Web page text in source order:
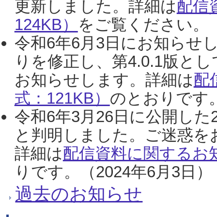
更新しました。詳細は配信
124KB） をご覧ください。
令和6年6月3日にお知らせ
りを修正し、第4.0.1版と
お知らせします。詳細は配
式：121KB） のとおりです
令和6年3月26日に公開し
と判明しました。ご迷惑
詳細は配信資料に関するお
りです。（2024年6月3日）
過去のお知らせ